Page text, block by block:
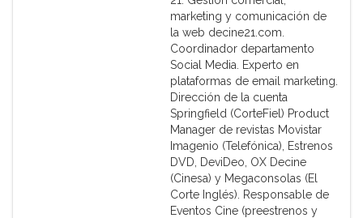
marketing y comunicación de
la web decine21.com.
Coordinador departamento
Social Media. Experto en
plataformas de email marketing.
Dirección de la cuenta
Springfield (CorteFiel) Product
Manager de revistas Movistar
Imagenio (Telefónica), Estrenos
DVD, DeviDeo, OX Decine
(Cinesa) y Megaconsolas (El
Corte Inglés). Responsable de
Eventos Cine (preestrenos y